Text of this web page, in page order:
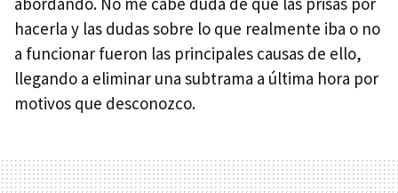
hacerla y las dudas sobre lo que realmente iba o no
a funcionar fueron las principales causas de ello,
llegando a eliminar una subtrama a última hora por
motivos que desconozco.